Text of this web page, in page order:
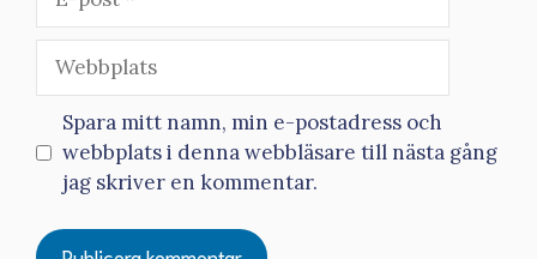
post
Webbplats
Spara mitt namn, min e-postadress och
webbplats i denna webbläsare till nästa gång
jag skriver en kommentar.